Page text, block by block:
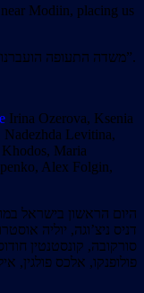
Modiin, placing us
משדה התעופה הועברנו לקיבוץ ליד מודיעין, ושיכנו אותנו במלון “גבולות”.
Irina Ozerova, Ksenia
Levitina,
Maria
Alex Folgin,
היום הראשון בישראל
דניס ניצ’וגה, יוליה
סורקובה, קונסטנטין
פולופנקו, אלכס פולגין,